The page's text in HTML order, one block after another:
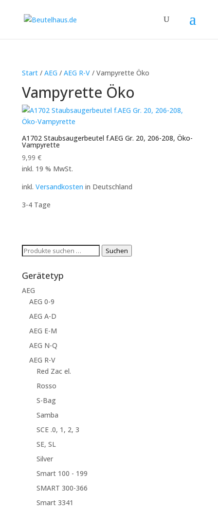
Start/ AEG / AEG R-V/ Vampyrette Öko
Vampyrette Öko
A1702 Staubsaugerbeutel f.AEG Gr. 20, 206-208, Öko-
Vampyrette
9,99 €
inkl. 19 % MwSt.
inkl. Versandkosten in Deutschland
3-4 Tage
Suchen
Suchen
Gerätetyp
AEG
AEG 0-9
AEG A-D
AEG E-M
AEG N-Q
AEG R-V
Red Zac el.
Rosso
S-Bag
Samba
SCE .0, 1, 2, 3
SE, SL
Silver
Smart 100 - 199
SMART 300-366
Smart 3341